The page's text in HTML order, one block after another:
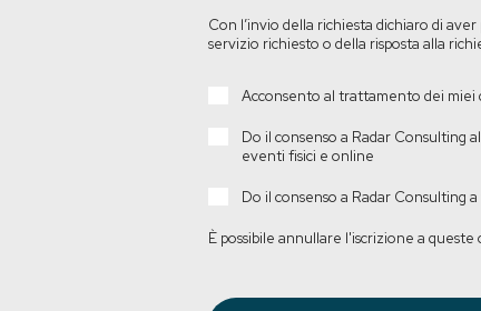
Con l’invio della richiesta dichiaro di aver
servizio richiesto o della risposta alla
Acconsento al trattamento dei miei
Do il consenso a Radar
eventi fisici e online
Do il consenso a Radar
È possibile annullare l'iscrizione a